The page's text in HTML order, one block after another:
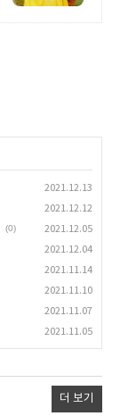
2021.12.13
2021.12.12
(0)
2021.12.05
2021.12.04
2021.11.14
2021.11.10
2021.11.07
2021.11.05
더 보기